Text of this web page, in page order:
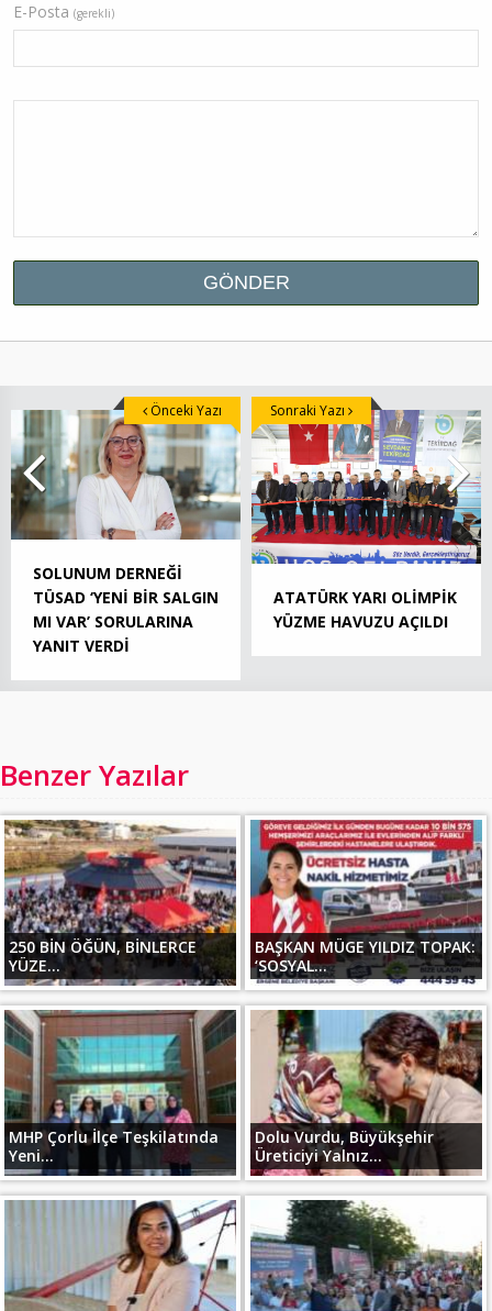
E-Posta (gerekli)
SOLUNUM DERNEĞİ
TÜSAD ‘YENİ BİR SALGIN
MI VAR’ SORULARINA
YANIT VERDİ
Önceki Yazı
ATATÜRK YARI OLİMPİK
YÜZME HAVUZU AÇILDI
Sonraki Yazı
Benzer Yazılar
250 BİN ÖĞÜN, BİNLERCE
YÜZE...
BAŞKAN MÜGE YILDIZ TOPAK:
‘SOSYAL...
MHP Çorlu İlçe Teşkilatında
Yeni...
Dolu Vurdu, Büyükşehir
Üreticiyi Yalnız...